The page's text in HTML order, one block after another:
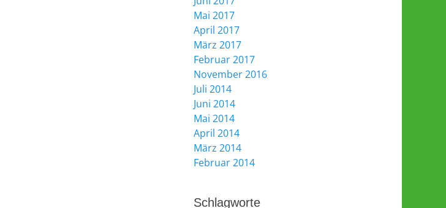
Mai 2017
April 2017
März 2017
Februar 2017
November 2016
Juli 2014
Juni 2014
Mai 2014
April 2014
März 2014
Februar 2014
Schlagworte